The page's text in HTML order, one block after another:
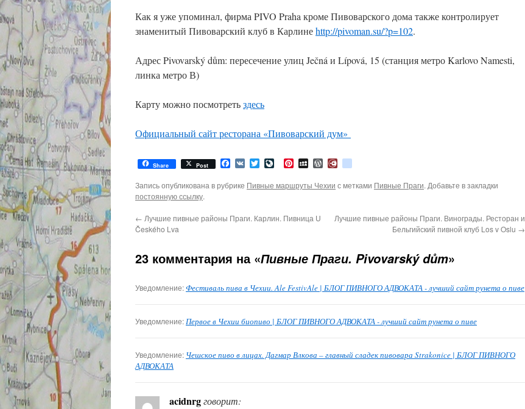
Как я уже упоминал, фирма PIVO Praha кроме Пивоварского дома также контролирует
знаменитый Пивоварский клуб в Карлинеhttp://pivoman.su/?p=102.
Адрес Pivovarský dům: пересечение улиц Ječná и Lípová, 15 (станция метро Karlovo Namesti,
линка метро В)
Карту можно посмотретьздесь
Официальный сайт ресторана «Пивоварский дум»
Share Post Facebook
VK TwitterLiveJournal
PinterestMySpaceWordPress
Diary.Ru
Запись опубликована в рубрике Пивные маршруты Чехии с метками Пивные Праги. Добавьте в закладки
постоянную ссылку.
← Лучшие пивные районы Праги. Карлин. Пивница U
Českého Lva
Лучшие пивные районы Праги. Винограды. Ресторан и
Бельгийский пивной клуб Los v Oslu →
23 комментария на «Пивные Праги. Pivovarský dům»
Уведомление:Фестиваль пива в Чехии. Ale FestivAle | БЛОГ ПИВНОГО АДВОКАТА - лучший сайт рунета о пиве
Уведомление:Первое в Чехии биопиво | БЛОГ ПИВНОГО АДВОКАТА - лучший сайт рунета о пиве
Уведомление: Чешское пиво в лицах. Дагмар Влкова – главный сладек пивовара Strakonice | БЛОГ ПИВНОГО
АДВОКАТА
acidnrgговорит: